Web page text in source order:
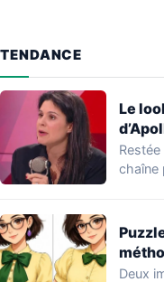
TENDANCE
Le
chaîne
Deux